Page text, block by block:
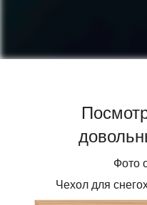
Фото
Чехол для